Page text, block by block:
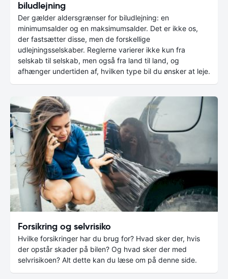
biludlejning
Der gælder aldersgrænser for biludlejning: en
minimumsalder og en maksimumsalder. Det er ikke os,
der fastsætter disse, men de forskellige
udlejningsselskaber. Reglerne varierer ikke kun fra
selskab til selskab, men også fra land til land, og
afhænger undertiden af, hvilken type bil du ønsker at leje.
Forsikring og selvrisiko
Hvilke forsikringer har du brug for? Hvad sker der, hvis
der opstår skader på bilen? Og hvad sker der med
selvrisikoen? Alt dette kan du læse om på denne side.